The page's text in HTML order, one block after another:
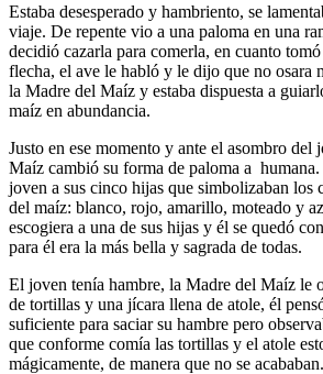
Estaba desesperado y hambriento, se
viaje. De repente vio a una paloma en una
decidió cazarla para comerla, en cuanto
flecha, el ave le habló y le dijo que no osara
la Madre del Maíz y estaba dispuesta a
maíz en abundancia.
Justo en ese momento y ante el asombro del
Maíz cambió su forma de paloma a
joven a sus cinco hijas que simbolizaban los
del maíz: blanco, rojo, amarillo, moteado y
escogiera a una de sus hijas y él se quedó
para él era la más bella y sagrada de todas.
El joven tenía hambre, la Madre del Maíz le
de tortillas y una jícara llena de atole, él
suficiente para saciar su hambre pero
que conforme comía las tortillas y el atole
mágicamente, de manera que no se acababan.